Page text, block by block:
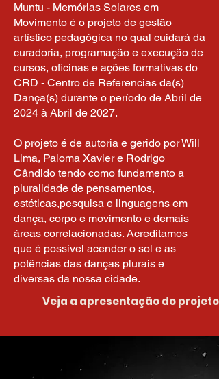
Muntu - Memórias Solares em
Movimento é o projeto de gestão
artístico pedagógica no qual cuidará da
curadoria, programação e execução de
cursos, oficinas e ações formativas do
CRD - Centro de Referencias da(s)
Dança(s) durante o período de Abril de
2024 à Abril de 2027.​
O projeto é de autoria e gerido por Will
Lima, Paloma Xavier e Rodrigo
Cândido tendo como fundamento a
pluralidade de pensamentos,
estéticas,pesquisa e linguagens em
dança, corpo e movimento e demais
áreas correlacionadas. Acreditamos
que é possível acender o sol e as
potências das danças plurais e
diversas da nossa cidade.
Veja a apresentação do projeto